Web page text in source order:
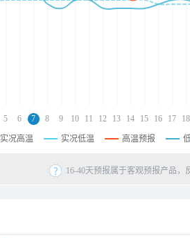
5 6 7 8 9 10 11 12 13 14 15 16 17 18
实况高温 实况低温 高温预报
16-40天预报属于客观预报产品